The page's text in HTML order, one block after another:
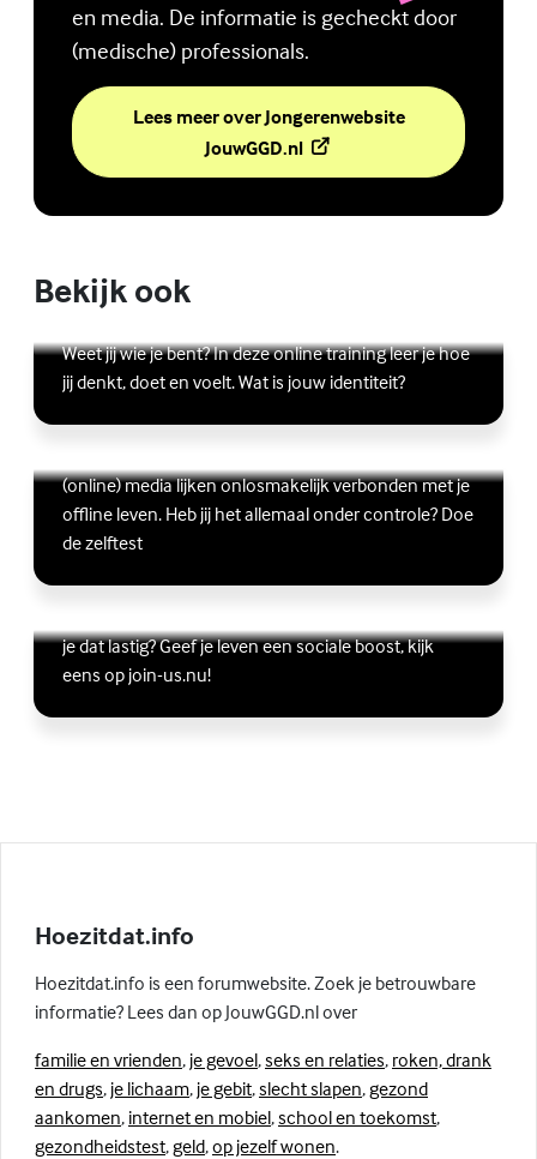
en media. De informatie is gecheckt door
(medische) professionals.
Lees meer over Jongerenwebsite
JouwGGD.nl(Externe link)
Bekijk ook
Online zelfhulptraining - Wie ben ik?
Weet jij wie je bent? In deze online training leer je hoe
jij denkt, doet en voelt. Wat is jouw identiteit?
Lees meer over Online zelfhulptraining - Wie ben ik?
(Externe link)
Ben jij digitaal in balans?
(online) media lijken onlosmakelijk verbonden met je
offline leven. Heb jij het allemaal onder controle? Doe
de zelftest
Lees meer over Ben jij digitaal in balans?
(Externe link)
Vriendschap
je dat lastig? Geef je leven een sociale boost, kijk
eens op join-us.nu!
Lees meer over Vriendschap
(Externe link)
Hoezitdat.info
Hoezitdat.info is een forumwebsite. Zoek je betrouwbare
informatie? Lees dan op JouwGGD.nl over
familie en vrienden, je gevoel,seks en relaties, roken, drank
en drugs, je lichaam, je gebit,slecht slapen, gezond
aankomen, internet en mobiel,school en toekomst,
gezondheidstest, geld,op jezelf wonen.